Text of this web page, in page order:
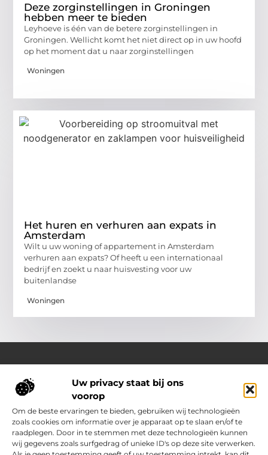
Uw privacy staat bij ons
voorop
Om de beste ervaringen te bieden, gebruiken wij technologieën
zoals cookies om informatie over je apparaat op te slaan en/of te
raadplegen. Door in te stemmen met deze technologieën kunnen
wij gegevens zoals surfgedrag of unieke ID's op deze site verwerken.
Deze zorginstellingen in Groningen
hebben meer te bieden
Leyhoeve is één van de betere zorginstellingen in
Groningen. Wellicht komt het niet direct op in uw hoofd
op het moment dat u naar zorginstellingen
Woningen
Het huren en verhuren aan expats in
Amsterdam
Wilt u uw woning of appartement in Amsterdam
verhuren aan expats? Of heeft u een internationaal
bedrijf en zoekt u naar huisvesting voor uw
buitenlandse
Woningen
Over Outdoor-vakantie-boeken.nl
Jouw bron voor outdoor-inspiratie en slimme vakantietips
Verken een gevarieerd aanbod aan blogs en artikelen
boordevol ideeën, handige suggesties en verrassende
inzichten die jouw buitenvakantie nóg leuker en makkelijker
maken.